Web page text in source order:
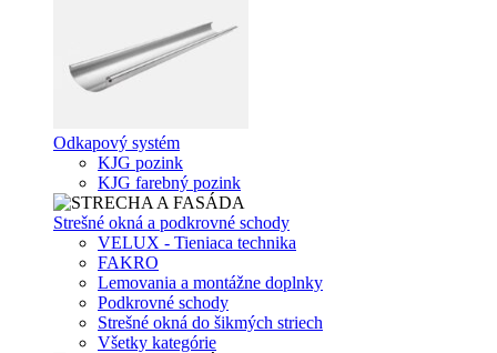
Odkapový systém
KJG pozink
KJG farebný pozink
Strešné okná a podkrovné schody
VELUX - Tieniaca technika
FAKRO
Lemovania a montážne doplnky
Podkrovné schody
Strešné okná do šikmých striech
Všetky kategórie